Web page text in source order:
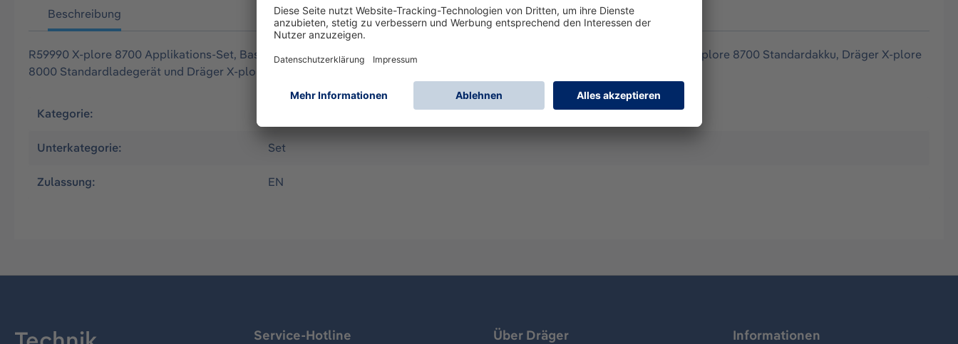
Beschreibung
R59990 X-plore 8700 Applikations-Set, Basic (EX) Set bestehend aus einer Dräger X-plore 8700 (EX) Gebläseeinheit, Dräger X-plore 8700 Standardakku, Dräger X-plore
8000 Standardladegerät und Dräger X-plore 8000 Standardgürtel.
Kategorie: Luftreinigende Atemschutzmasken (PAPR)
Unterkategorie: Set
Zulassung: EN
Service-Hotline Über Dräger Informationen